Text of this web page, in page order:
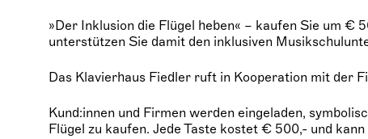
»Der Inklusion die Flügel heben« – kaufen Sie um €
unterstützen Sie damit den inklusiven
Das Klavierhaus Fiedler ruft in Kooperation mit der
Kund:innen und Firmen werden eingeladen,
Flügel zu kaufen. Jede Taste kostet € 500,- und